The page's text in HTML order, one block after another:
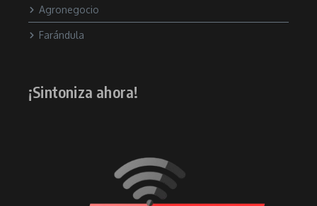
Agronegocio
Farándula
¡Sintoniza ahora!